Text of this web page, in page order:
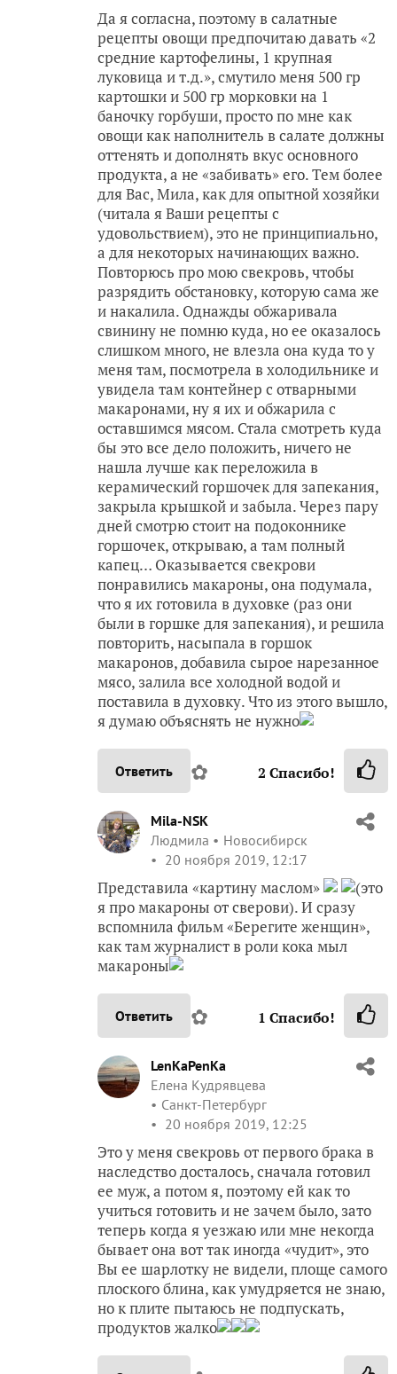
Да я согласна, поэтому в салатные
рецепты овощи предпочитаю давать «2
средние картофелины, 1 крупная
луковица и т.д.», смутило меня 500 гр
картошки и 500 гр морковки на 1
баночку горбуши, просто по мне как
овощи как наполнитель в салате должны
оттенять и дополнять вкус основного
продукта, а не «забивать» его. Тем более
для Вас, Мила, как для опытной хозяйки
(читала я Ваши рецепты с
удовольствием), это не принципиально,
а для некоторых начинающих важно.
Повторюсь про мою свекровь, чтобы
разрядить обстановку, которую сама же
и накалила. Однажды обжаривала
свинину не помню куда, но ее оказалось
слишком много, не влезла она куда то у
меня там, посмотрела в холодильнике и
увидела там контейнер с отварными
макаронами, ну я их и обжарила с
оставшимся мясом. Стала смотреть куда
бы это все дело положить, ничего не
нашла лучше как переложила в
керамический горшочек для запекания,
закрыла крышкой и забыла. Через пару
дней смотрю стоит на подоконнике
горшочек, открываю, а там полный
капец… Оказывается свекрови
понравились макароны, она подумала,
что я их готовила в духовке (раз они
были в горшке для запекания), и решила
повторить, насыпала в горшок
макаронов, добавила сырое нарезанное
мясо, залила все холодной водой и
поставила в духовку. Что из этого вышло,
я думаю объяснять не нужно
Ответить ✿ 2 Спасибо!
Mila-NSK
Людмила
Новосибирск
20 ноября 2019, 12:17
Представила «картину маслом»
(это
я про макароны от сверови). И сразу
вспомнила фильм «Берегите женщин»,
как там журналист в роли кока мыл
макароны
Ответить ✿ 1 Спасибо!
LenKaPenKa
Елена Кудрявцева
Санкт-Петербург
20 ноября 2019, 12:25
Это у меня свекровь от первого брака в
наследство досталось, сначала готовил
ее муж, а потом я, поэтому ей как то
учиться готовить и не зачем было, зато
теперь когда я уезжаю или мне некогда
бывает она вот так иногда «чудит», это
Вы ее шарлотку не видели, площе самого
плоского блина, как умудряется не знаю,
но к плите пытаюсь не подпускать,
продуктов жалко